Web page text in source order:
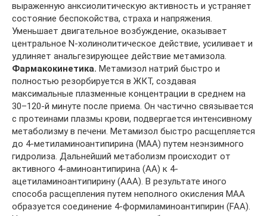
выраженную анксиолитическую активность и устраняет
состояние беспокойства, страха и напряжения.
Уменьшает двигательное возбуждение, оказывает
центральное N-холинолитическое действие, усиливает и
удлиняет анальгезирующее действие метамизола.
Фармакокинетика. Метамизол натрий быстро и
полностью резорбируется в ЖКТ, создавая
максимальные плазменные концентрации в среднем на
30–120-й минуте после приема. Он частично связывается
с протеинами плазмы крови, подвергается интенсивному
метаболизму в печени. Метамизол быстро расщепляется
до 4-метиламиноантипирина (МАА) путем неэнзимного
гидролиза. Дальнейший метаболизм происходит от
активного 4-аминоантипирина (АА) к 4-
ацетиламиноантипирину (ААА). В результате иного
способа расщепления путем неполного окисления МАА
образуется соединение 4-формиламиноантипирин (FAA).